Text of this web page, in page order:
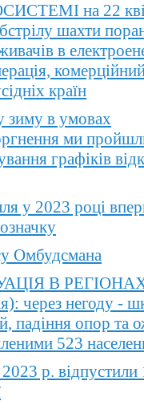
на 22
шахти
в
країн
в умовах
ми
графіків
у 2023 році
Омбудсмана
В
через негоду -
падіння опор та
523
р. відпустили